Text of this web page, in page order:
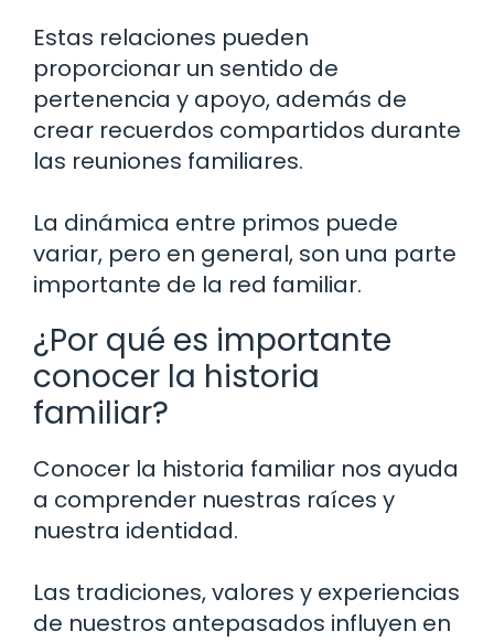
Estas relaciones pueden
proporcionar un sentido de
pertenencia y apoyo, además de
crear recuerdos compartidos durante
las reuniones familiares.
La dinámica entre primos puede
variar, pero en general, son una parte
importante de la red familiar.
¿Por qué es importante
conocer la historia
familiar?
Conocer la historia familiar nos ayuda
a comprender nuestras raíces y
nuestra identidad.
Las tradiciones, valores y experiencias
de nuestros antepasados influyen en